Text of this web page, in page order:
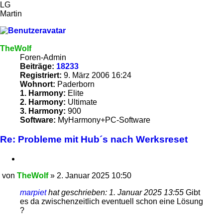
LG
Martin
TheWolf
Foren-Admin
Beiträge: 18233
Registriert: 9. März 2006 16:24
Wohnort: Paderborn
1. Harmony: Elite
2. Harmony: Ultimate
3. Harmony: 900
Software: MyHarmony+PC-Software
Re: Probleme mit Hub´s nach Werksreset
von TheWolf» 2. Januar 2025 10:50
marpiethat geschrieben: 1. Januar 2025 13:55 Gibt
es da zwischenzeitlich eventuell schon eine Lösung
?